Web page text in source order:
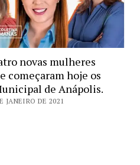
novas mulheres
começaram hoje os
de Anápolis.
JANEIRO DE 2021